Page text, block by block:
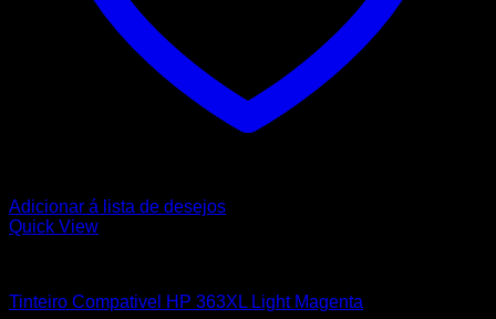
Adicionar á lista de desejos
Quick View
Tinteiro Compativel HP 363XL Light Magenta